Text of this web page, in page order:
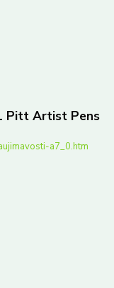
Pitt Artist Pens
a7_0.htm